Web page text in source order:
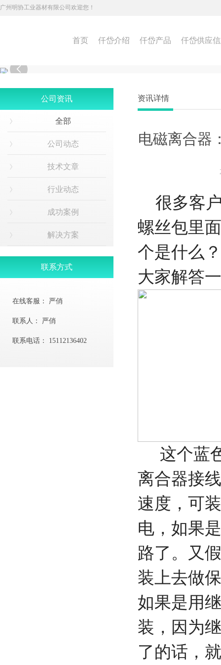
广州明协工业器材有限公司欢迎您！
首页 仟岱介绍 仟岱产品 仟岱供应

公司资讯
全部
公司动态
技术文章
行业动态
成功案例
解决方案
联系方式
在线客服： 严俏
联系人： 严俏
联系电话： 15112136402
资讯详情
电磁离合器
很多客户
螺丝包里
个是什么
大家解答
这个蓝
离合器接
速度，可
电，如果
路了。又
装上去做
如果是用
装，因为
了的话，